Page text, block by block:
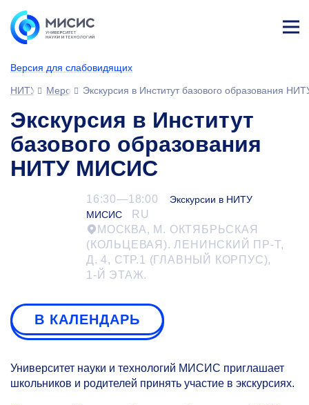
Версия для слабовидящих
ине
НИТУ МИСИСМероприятияЭкскурсия в Институт базового образования
Экскурсия в Институт
базового образования
НИТУ МИСИС
16:30—18:00
Экскурсии в НИТУ
МИСИС
RU
МОСКВА, М. ОКТЯБРЬСКАЯ
(КОЛЬЦЕВАЯ). ЛЕНИНСКИЙ ПР-Т,
Д. 4, СТР.1 (ГЛАВНЫЙ КОРПУС),
1-Й ЭТАЖ.
В КАЛЕНДАРЬ
Университет науки и технологий МИСИС приглашает
школьников и родителей принять участие в экскурсиях.